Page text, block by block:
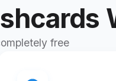
free